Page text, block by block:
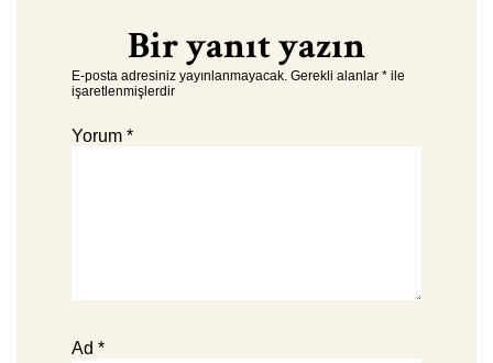
Bir yanıt yazın
E-posta adresiniz yayınlanmayacak. Gerekli alanlar * ile
işaretlenmişlerdir
Yorum *
Ad *